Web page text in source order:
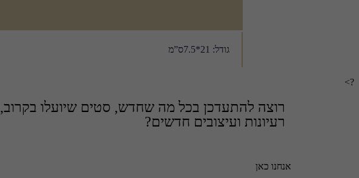
גודל: 21*7.5ס”מ
?>
רוצה להתעדכן בכל מה שחדש, סטים שיועלו בקרוב,
רעיונות ועיצובים חדשים?
אנחנו כאן